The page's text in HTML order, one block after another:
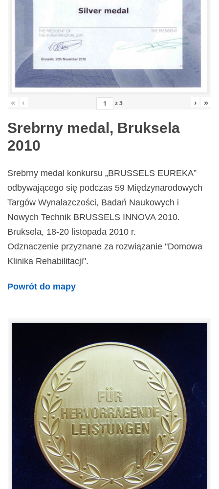
« ‹ z3 › »
Srebrny medal, Bruksela
2010
Srebrny medal konkursu „BRUSSELS EUREKA”
odbywającego się podczas 59 Międzynarodowych
Targów Wynalazczości, Badań Naukowych i
Nowych Technik BRUSSELS INNOVA 2010.
Bruksela, 18-20 listopada 2010 r.
Odznaczenie przyznane za rozwiązanie "Domowa
Klinika Rehabilitacji".
Powrót do mapy